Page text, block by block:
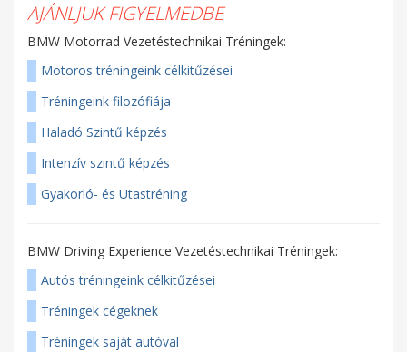
AJÁNLJUK FIGYELMEDBE
BMW Motorrad Vezetéstechnikai Tréningek:
Motoros tréningeink célkitűzései
Tréningeink filozófiája
Haladó Szintű képzés
Intenzív szintű képzés
Gyakorló- és Utastréning
BMW Driving Experience Vezetéstechnikai Tréningek:
Autós tréningeink célkitűzései
Tréningek cégeknek
Tréningek saját autóval